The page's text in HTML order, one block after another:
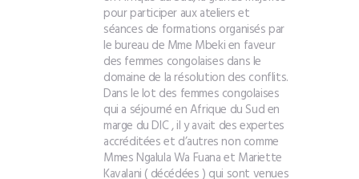
pour participer aux ateliers et
séances de formations organisés par
le bureau de Mme Mbeki en faveur
des femmes congolaises dans le
domaine de la résolution des conflits.
Dans le lot des femmes congolaises
qui a séjourné en Afrique du Sud en
marge du DIC , il y avait des expertes
accréditées et d’autres non comme
Mmes Ngalula Wa Fuana et Mariette
Kavalani ( décédées ) qui sont venues